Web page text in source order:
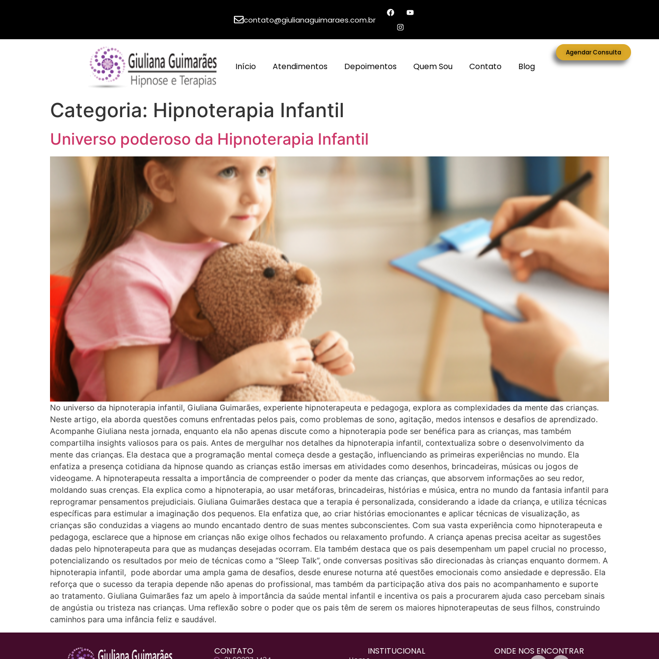
contato@giulianaguimaraes.com.br
Início Atendimentos Depoimentos Quem Sou Contato Blog
Agendar Consulta
Categoria: Hipnoterapia Infantil
Universo poderoso da Hipnoterapia Infantil
No universo da hipnoterapia infantil, Giuliana Guimarães, experiente hipnoterapeuta e pedagoga, explora as complexidades da mente das crianças.
Neste artigo, ela aborda questões comuns enfrentadas pelos pais, como problemas de sono, agitação, medos intensos e desafios de aprendizado.
Acompanhe Giuliana nesta jornada, enquanto ela não apenas discute como a hipnoterapia pode ser benéfica para as crianças, mas também
compartilha insights valiosos para os pais. Antes de mergulhar nos detalhes da hipnoterapia infantil, contextualiza sobre o desenvolvimento da
mente das crianças. Ela destaca que a programação mental começa desde a gestação, influenciando as primeiras experiências no mundo. Ela
enfatiza a presença cotidiana da hipnose quando as crianças estão imersas em atividades como desenhos, brincadeiras, músicas ou jogos de
videogame. A hipnoterapeuta ressalta a importância de compreender o poder da mente das crianças, que absorvem informações ao seu redor,
moldando suas crenças. Ela explica como a hipnoterapia, ao usar metáforas, brincadeiras, histórias e música, entra no mundo da fantasia infantil para
reprogramar pensamentos prejudiciais. Giuliana Guimarães destaca que a terapia é personalizada, considerando a idade da criança, e utiliza técnicas
específicas para estimular a imaginação dos pequenos. Ela enfatiza que, ao criar histórias emocionantes e aplicar técnicas de visualização, as
crianças são conduzidas a viagens ao mundo encantado dentro de suas mentes subconscientes. Com sua vasta experiência como hipnoterapeuta e
pedagoga, esclarece que a hipnose em crianças não exige olhos fechados ou relaxamento profundo. A criança apenas precisa aceitar as sugestões
dadas pelo hipnoterapeuta para que as mudanças desejadas ocorram. Ela também destaca que os pais desempenham um papel crucial no processo,
potencializando os resultados por meio de técnicas como a “Sleep Talk”, onde conversas positivas são direcionadas às crianças enquanto dormem. A
hipnoterapia infantil, pode abordar uma ampla gama de desafios, desde enurese noturna até questões emocionais como ansiedade e depressão. Ela
reforça que o sucesso da terapia depende não apenas do profissional, mas também da participação ativa dos pais no acompanhamento e suporte
ao tratamento. Giuliana Guimarães faz um apelo à importância da saúde mental infantil e incentiva os pais a procurarem ajuda caso percebam sinais
de angústia ou tristeza nas crianças. Uma reflexão sobre o poder que os pais têm de serem os maiores hipnoterapeutas de seus filhos, construindo
caminhos para uma infância feliz e saudável.
CONTATO INSTITUCIONAL ONDE NOS ENCONTRAR